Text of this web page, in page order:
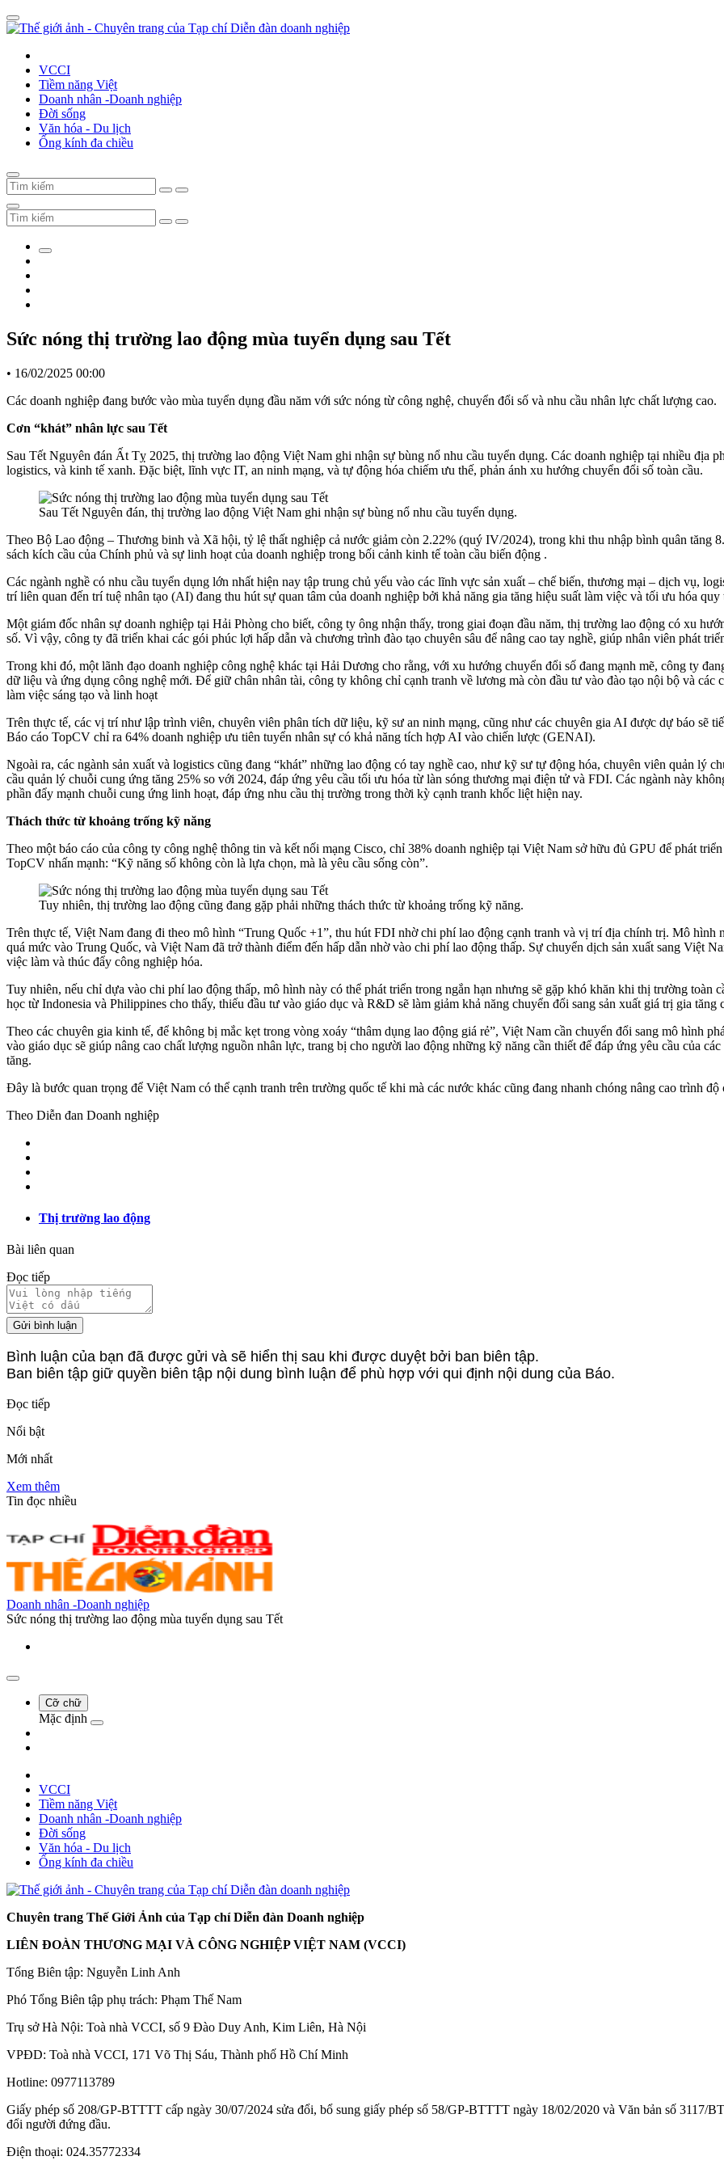
VCCI
Tiềm năng Việt
Doanh nhân -Doanh nghiệp
Đời sống
Văn hóa - Du lịch
Ống kính đa chiều
Sức nóng thị trường lao động mùa tuyển dụng sau Tết
• 16/02/2025 00:00
Các doanh nghiệp đang bước vào mùa tuyển dụng đầu năm với sức nóng từ công nghệ, chuyển đổi số và nhu cầu nhân lực chất lượng cao.
Cơn “khát” nhân lực sau Tết
Sau Tết Nguyên đán Ất Tỵ 2025, thị trường lao động Việt Nam ghi nhận sự bùng nổ nhu cầu tuyển dụng. Các doanh nghiệp tại nhiều địa
logistics, và kinh tế xanh. Đặc biệt, lĩnh vực IT, an ninh mạng, và tự động hóa chiếm ưu thế, phản ánh xu hướng chuyển đổi số toàn cầu.
Sau Tết Nguyên đán, thị trường lao động Việt Nam ghi nhận sự bùng nổ nhu cầu tuyển dụng.
Theo Bộ Lao động – Thương binh và Xã hội, tỷ lệ thất nghiệp cả nước giảm còn 2.22% (quý IV/2024), trong khi thu nhập bình quân tăng
sách kích cầu của Chính phủ và sự linh hoạt của doanh nghiệp trong bối cảnh kinh tế toàn cầu biến động .
Các ngành nghề có nhu cầu tuyển dụng lớn nhất hiện nay tập trung chủ yếu vào các lĩnh vực sản xuất – chế biến, thương mại – dịch vụ,
trí liên quan đến trí tuệ nhân tạo (AI) đang thu hút sự quan tâm của doanh nghiệp bởi khả năng gia tăng hiệu suất làm việc và tối ưu hóa quy
Một giám đốc nhân sự doanh nghiệp tại Hải Phòng cho biết, công ty ông nhận thấy, trong giai đoạn đầu năm, thị trường lao động có xu
số. Vì vậy, công ty đã triển khai các gói phúc lợi hấp dẫn và chương trình đào tạo chuyên sâu để nâng cao tay nghề, giúp nhân viên phát
Trong khi đó, một lãnh đạo doanh nghiệp công nghệ khác tại Hải Dương cho rằng, với xu hướng chuyển đổi số đang mạnh mẽ, công ty
dữ liệu và ứng dụng công nghệ mới. Để giữ chân nhân tài, công ty không chỉ cạnh tranh về lương mà còn đầu tư vào đào tạo nội bộ và
làm việc sáng tạo và linh hoạt
Trên thực tế, các vị trí như lập trình viên, chuyên viên phân tích dữ liệu, kỹ sư an ninh mạng, cũng như các chuyên gia AI được dự báo sẽ
Báo cáo TopCV chỉ ra 64% doanh nghiệp ưu tiên tuyển nhân sự có khả năng tích hợp AI vào chiến lược (GENAI).
Ngoài ra, các ngành sản xuất và logistics cũng đang “khát” những lao động có tay nghề cao, như kỹ sư tự động hóa, chuyên viên quản lý
cầu quản lý chuỗi cung ứng tăng 25% so với 2024, đáp ứng yêu cầu tối ưu hóa từ làn sóng thương mại điện tử và FDI. Các ngành này
phần đẩy mạnh chuỗi cung ứng linh hoạt, đáp ứng nhu cầu thị trường trong thời kỳ cạnh tranh khốc liệt hiện nay.
Thách thức từ khoảng trống kỹ năng
Theo một báo cáo của công ty công nghệ thông tin và kết nối mạng Cisco, chỉ 38% doanh nghiệp tại Việt Nam sở hữu đủ GPU để phát
TopCV nhấn mạnh: “Kỹ năng số không còn là lựa chọn, mà là yêu cầu sống còn”.
Tuy nhiên, thị trường lao động cũng đang gặp phải những thách thức từ khoảng trống kỹ năng.
Trên thực tế, Việt Nam đang đi theo mô hình “Trung Quốc +1”, thu hút FDI nhờ chi phí lao động cạnh tranh và vị trí địa chính trị. Mô hình
quá mức vào Trung Quốc, và Việt Nam đã trở thành điểm đến hấp dẫn nhờ vào chi phí lao động thấp. Sự chuyển dịch sản xuất sang Việt
việc làm và thúc đẩy công nghiệp hóa.
Tuy nhiên, nếu chỉ dựa vào chi phí lao động thấp, mô hình này có thể phát triển trong ngắn hạn nhưng sẽ gặp khó khăn khi thị trường toàn
học từ Indonesia và Philippines cho thấy, thiếu đầu tư vào giáo dục và R&D sẽ làm giảm khả năng chuyển đổi sang sản xuất giá trị gia
Theo các chuyên gia kinh tế, để không bị mắc kẹt trong vòng xoáy “thâm dụng lao động giá rẻ”, Việt Nam cần chuyển đổi sang mô hình
vào giáo dục sẽ giúp nâng cao chất lượng nguồn nhân lực, trang bị cho người lao động những kỹ năng cần thiết để đáp ứng yêu cầu của
tăng.
Đây là bước quan trọng để Việt Nam có thể cạnh tranh trên trường quốc tế khi mà các nước khác cũng đang nhanh chóng nâng cao trình độ
Theo Diễn đan Doanh nghiệp
Thị trường lao động
Bài liên quan
Đọc tiếp
Gửi bình luận
Bình luận của bạn đã được gửi và sẽ hiển thị sau khi được duyệt bởi ban biên tập.
Ban biên tập giữ quyền biên tập nội dung bình luận để phù hợp với qui định nội dung của Báo.
Đọc tiếp
Nổi bật
Mới nhất
Xem thêm
Tin đọc nhiều
Doanh nhân -Doanh nghiệp
Sức nóng thị trường lao động mùa tuyển dụng sau Tết
Cỡ chữ
Mặc định
VCCI
Tiềm năng Việt
Doanh nhân -Doanh nghiệp
Đời sống
Văn hóa - Du lịch
Ống kính đa chiều
Chuyên trang Thế Giới Ảnh của Tạp chí Diễn đàn Doanh nghiệp
LIÊN ĐOÀN THƯƠNG MẠI VÀ CÔNG NGHIỆP VIỆT NAM (VCCI)
Tổng Biên tập: Nguyễn Linh Anh
Phó Tổng Biên tập phụ trách: Phạm Thế Nam
Trụ sở Hà Nội: Toà nhà VCCI, số 9 Đào Duy Anh, Kim Liên, Hà Nội
VPĐD: Toà nhà VCCI, 171 Võ Thị Sáu, Thành phố Hồ Chí Minh
Hotline: 0977113789
Giấy phép số 208/GP-BTTTT cấp ngày 30/07/2024 sửa đổi, bổ sung giấy phép số 58/GP-BTTTT ngày 18/02/2020 và Văn bản số 3117/
đổi người đứng đầu.
Điện thoại: 024.35772334